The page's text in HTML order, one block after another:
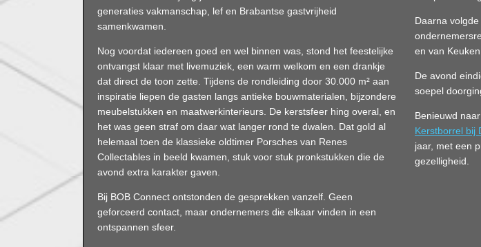
generaties vakmanschap, lef en Brabantse gastvrijheid
samenkwamen.
Nog voordat iedereen goed en wel binnen was, stond het feestelijke
ontvangst klaar met livemuziek, een warm welkom en een drankje
dat direct de toon zette. Tijdens de rondleiding door 30.000 m² aan
inspiratie liepen de gasten langs antieke bouwmaterialen, bijzondere
meubelstukken en maatwerkinterieurs. De kerstsfeer hing overal, en
het was geen straf om daar wat langer rond te dwalen. Dat gold al
helemaal toen de klassieke oldtimer Porsches van Renes
Collectables in beeld kwamen, stuk voor stuk pronkstukken die de
avond extra karakter gaven.
Bij BOB Connect ontstonden de gesprekken vanzelf. Geen
geforceerd contact, maar ondernemers die elkaar vinden in een
ontspannen sfeer.
Daarna
en van
De avond
soepel
Benieuwd
Kerstborrel bij
jaar, met een
gezelligheid.